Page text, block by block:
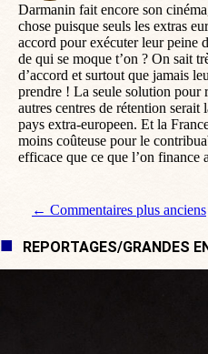
Darmanin fait encore son
chose puisque seuls les extras
accord pour exécuter leur peine
de qui se moque t’on ? On sait
d’accord et surtout que jamais
prendre ! La seule solution pour
autres centres de rétention serait
pays extra-europeen. Et la
moins coûteuse pour le
efficace que ce que l’on finance
Navigation de
← Commentaires plus anciens
REPORTAGES/GRANDES